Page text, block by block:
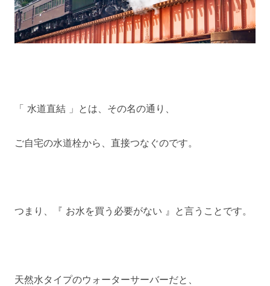
「 水道直結 」とは、その名の通り、
ご自宅の水道栓から、直接つなぐのです。
つまり、『 お水を買う必要がない 』と言うことです。
天然水タイプのウォーターサーバーだと、